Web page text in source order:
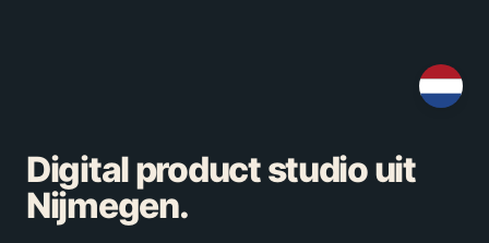
Digital product studio uit
Nijmegen.